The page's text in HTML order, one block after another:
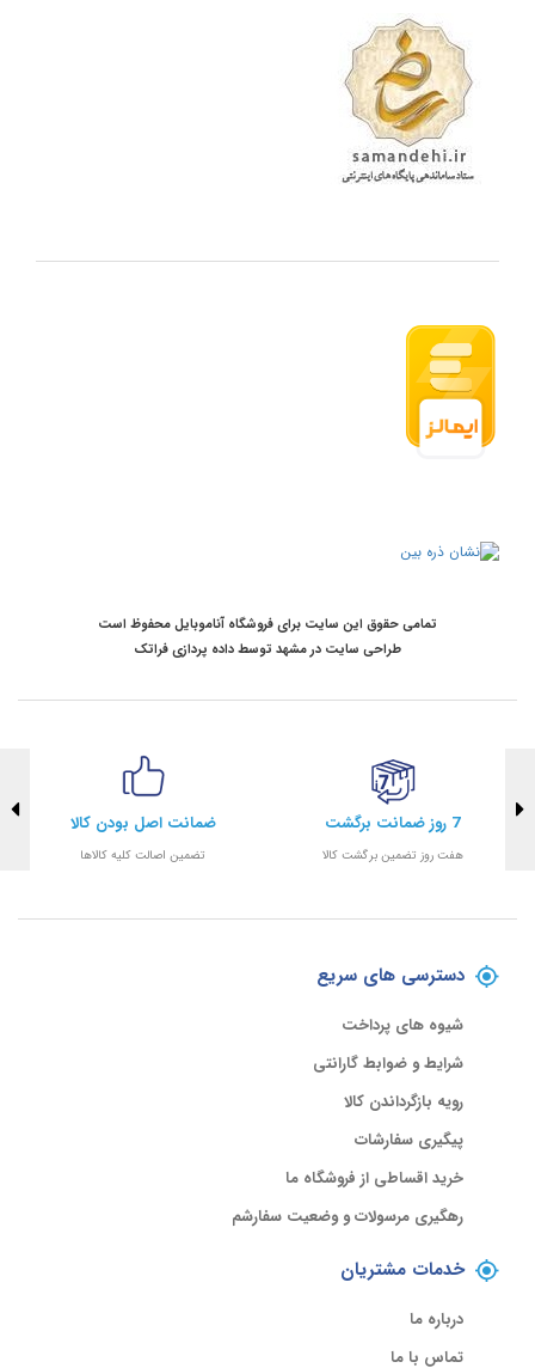
تمامی حقوق این سایت برای فروشگاه آناموبایل محفوظ است
طراحی سایت در مشهد توسطداده پردازی فراتک
7 روز ضمانت برگشت
هفت روز تضمین برگشت کالا
ضمانت اصل بودن کالا
تضمین اصالت کلیه کالاها
دسترسی های سریع
شیوه های پرداخت
شرایط و ضوابط گارانتی
رویه بازگرداندن کالا
پیگیری سفارشات
خرید اقساطی از فروشگاه ما
رهگیری مرسولات و وضعیت سفارشم
خدمات مشتریان
درباره ما
تماس با ما